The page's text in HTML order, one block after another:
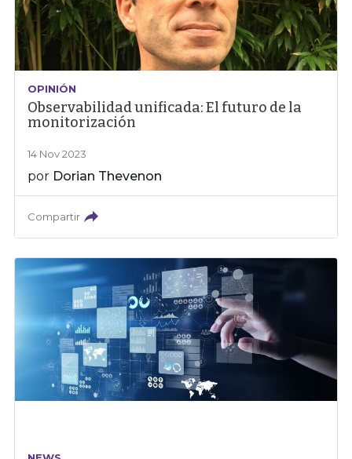
OPINIÓN
Observabilidad unificada: El futuro de la
monitorización
14 Nov 2023
por Dorian Thevenon
Compartir